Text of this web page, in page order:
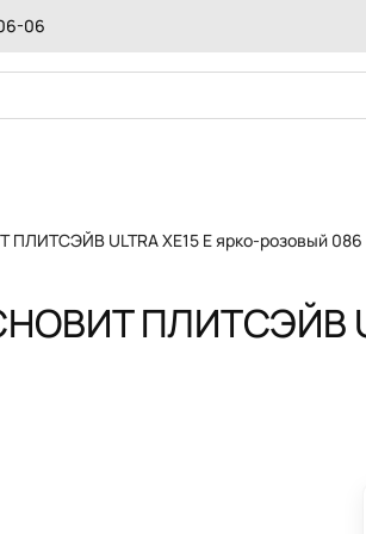
06
КРАСКА
ПЕСКОБЕТОН
ГЕРМЕТИКИ
ULTRA XE15 Е ярко-розовый 086
ПЛИТСЭЙВ